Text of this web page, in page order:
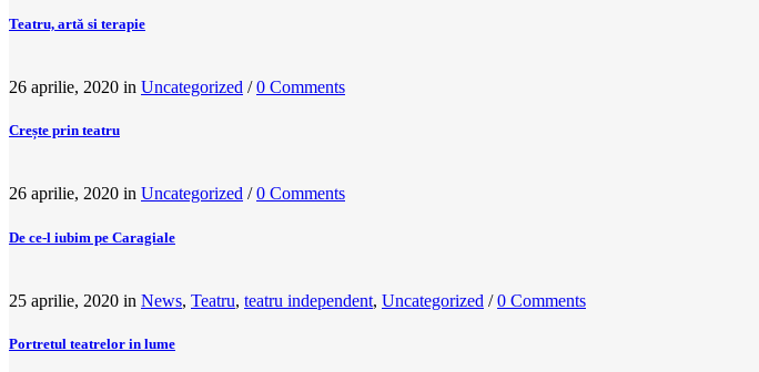
Teatru, artă si terapie
26 aprilie, 2020 in Uncategorized /0 Comments
Crește prin teatru
26 aprilie, 2020 in Uncategorized /0 Comments
De ce-l iubim pe Caragiale
25 aprilie, 2020 in News, Teatru, teatru independent, Uncategorized /0 Comments
Portretul teatrelor in lume